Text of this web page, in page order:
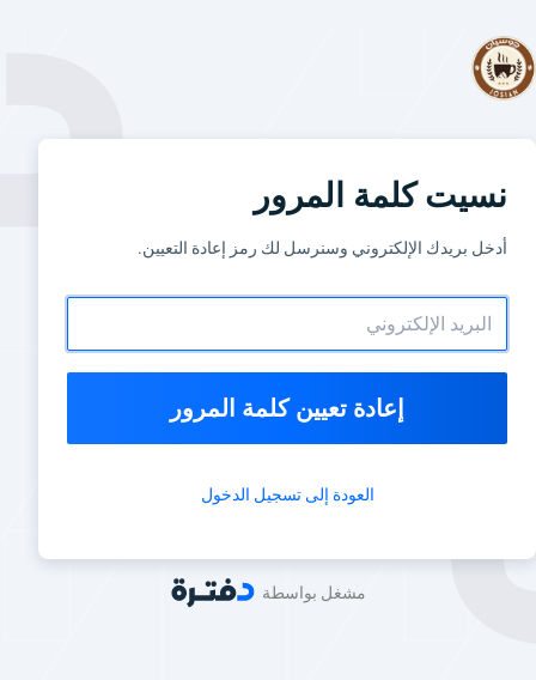
نسيت كلمة المرور
أدخل بريدك الإلكتروني وسنرسل لك رمز إعادة التعيين.
إعادة تعيين كلمة المرور
العودة إلى تسجيل الدخول
مشغل بواسطة